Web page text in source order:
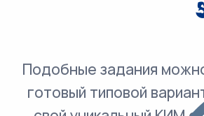
Подобные задания
готовый типовой